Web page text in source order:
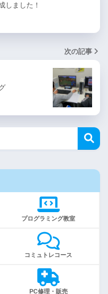
しました！
次の記事
プログラミング教室
コミュトレコース
PC修理・販売